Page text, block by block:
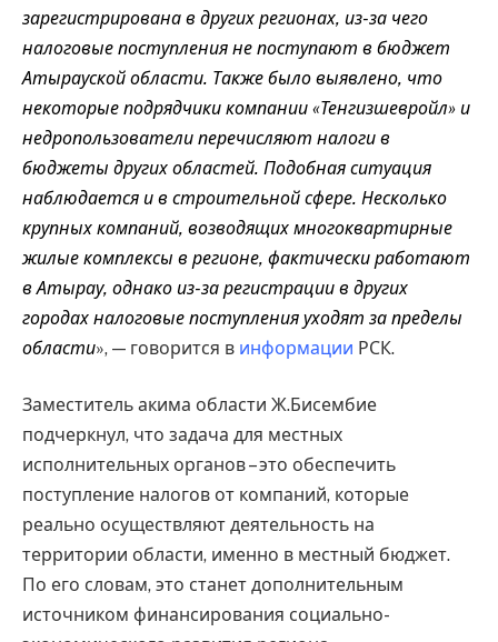
зарегистрирована в других регионах, из-за чего
налоговые поступления не поступают в бюджет
Атырауской области. Также было выявлено, что
некоторые подрядчики компании «Тенгизшевройл» и
недропользователи перечисляют налоги в
бюджеты других областей. Подобная ситуация
наблюдается и в строительной сфере. Несколько
крупных компаний, возводящих многоквартирные
жилые комплексы в регионе, фактически работают
в Атырау, однако из-за регистрации в других
городах налоговые поступления уходят за пределы
области», — говорится в информации РСК.
Заместитель акима области Ж.Бисембие
подчеркнул, что задача для местных
исполнительных органов – это обеспечить
поступление налогов от компаний, которые
реально осуществляют деятельность на
территории области, именно в местный бюджет.
По его словам, это станет дополнительным
источником финансирования социально-